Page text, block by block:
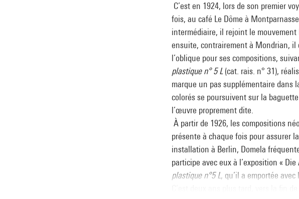
C’est en 1924, lors de son premier
fois, au café Le Dôme à
intermédiaire, il rejoint le
ensuite, contrairement à Mondrian, il
l’oblique pour ses compositions,
plastique n° 5 L (cat. rais. n° 31),
marque un pas supplémentaire
colorés se poursuivent sur la
l’œuvre proprement dite.
À partir de 1926, les compositions
présente à chaque fois pour assurer
installation à Berlin, Domela
participe avec eux à l’exposition «
plastique n°5 L, qu’il a emportée
C’est deux ans plus tard, vers la fin